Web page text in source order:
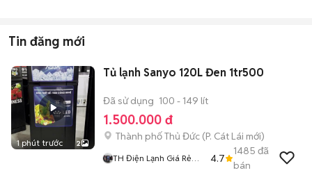
Tin đăng mới
1 phút trước 2
Tủ lạnh Sanyo 120L Đen 1tr500
Đã sử dụng 100 - 149 lít
1.500.000 đ
Thành phố Thủ Đức (P. Cát Lái mới)
TH Điện Lạnh Giá Rẻ
4.7
1485 đã
bán